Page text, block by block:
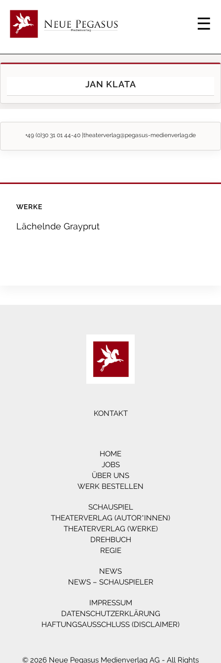
JAN KLATA
+49 (0)30 31 01 44-40 |theaterverlag@pegasus-medienverlag.de
WERKE
Lächelnde Grayprut
KONTAKT
HOME
JOBS
ÜBER UNS
WERK BESTELLEN
SCHAUSPIEL
THEATERVERLAG (AUTOR*INNEN)
THEATERVERLAG (WERKE)
DREHBUCH
REGIE
NEWS
NEWS – SCHAUSPIELER
IMPRESSUM
DATENSCHUTZERKLÄRUNG
HAFTUNGSAUSSCHLUSS (DISCLAIMER)
© 2026 Neue Pegasus Medienverlag AG - All Rights